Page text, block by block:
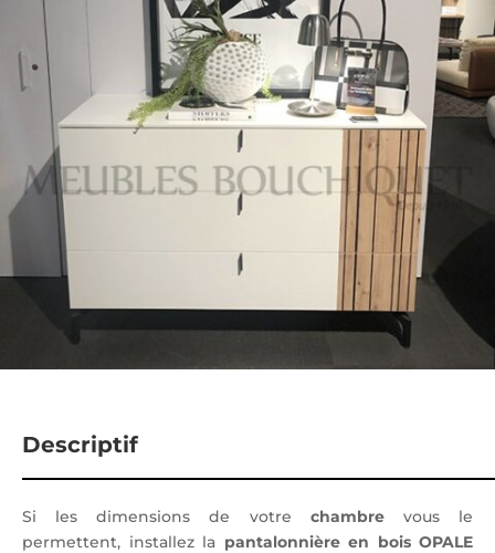
Descriptif
Si les dimensions de votre chambrevous le
permettent, installez la pantalonnière en bois OPALE